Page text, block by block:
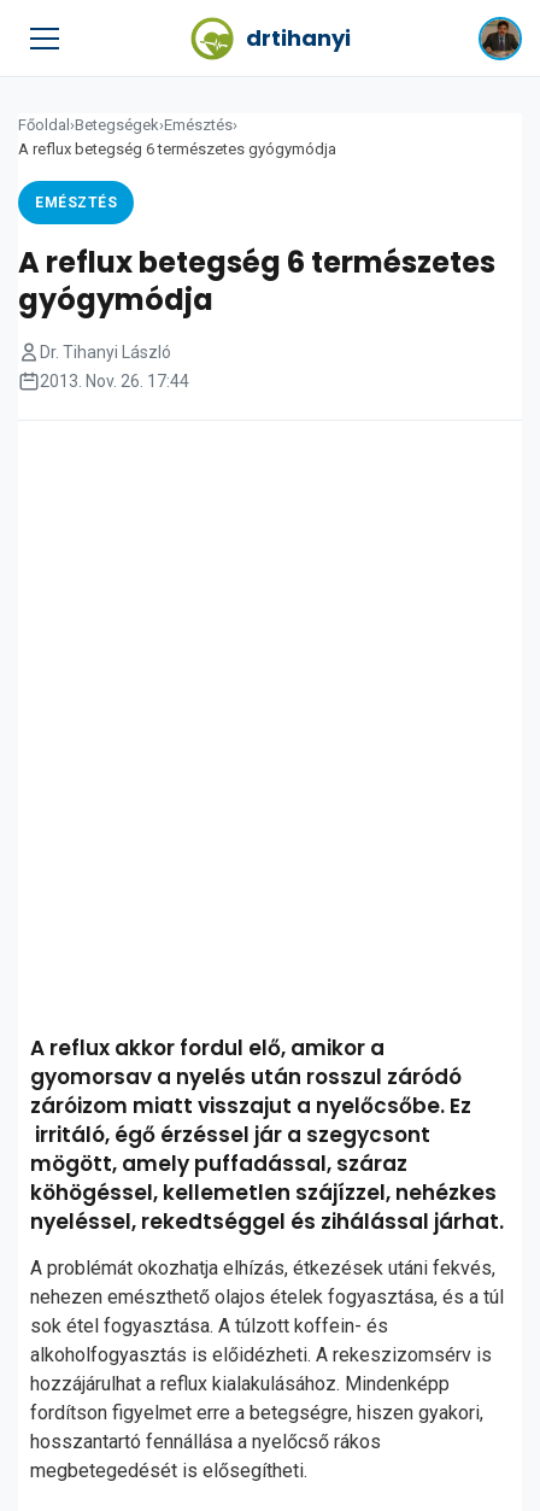
drtihanyi
Főoldal ›Betegségek›Emésztés›
A reflux betegség 6 természetes gyógymódja
EMÉSZTÉS
A reflux betegség 6 természetes
gyógymódja
Dr. Tihanyi László
2013. Nov. 26. 17:44
A reflux akkor fordul elő, amikor a
gyomorsav a nyelés után rosszul záródó
záróizom miatt visszajut a nyelőcsőbe. Ez
irritáló, égő érzéssel jár a szegycsont
mögött, amely puffadással, száraz
köhögéssel, kellemetlen szájízzel, nehézkes
nyeléssel, rekedtséggel és zihálással járhat.
A problémát okozhatja elhízás, étkezések utáni fekvés,
nehezen emészthető olajos ételek fogyasztása, és a túl
sok étel fogyasztása. A túlzott koffein- és
alkoholfogyasztás is előidézheti. A rekeszizomsérv is
hozzájárulhat a reflux kialakulásához. Mindenképp
fordítson figyelmet erre a betegségre, hiszen gyakori,
hosszantartó fennállása a nyelőcső rákos
megbetegedését is elősegítheti.